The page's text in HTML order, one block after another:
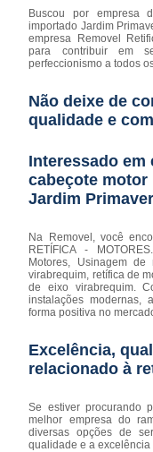
Buscou por empresa
importado Jardim
empresa Removel
para contribuir em
perfeccionismo a todos
Não deixe de
qualidade e
Interessado em
cabeçote
Jardim
Na Removel, você
RETÍFICA -
Motores, Usinagem
virabrequim, retífica de
de eixo virabrequim.
instalações modernas,
forma positiva no
Excelência,
relacionado à
Se estiver procurando
melhor empresa do
diversas opções de
qualidade e a excelência